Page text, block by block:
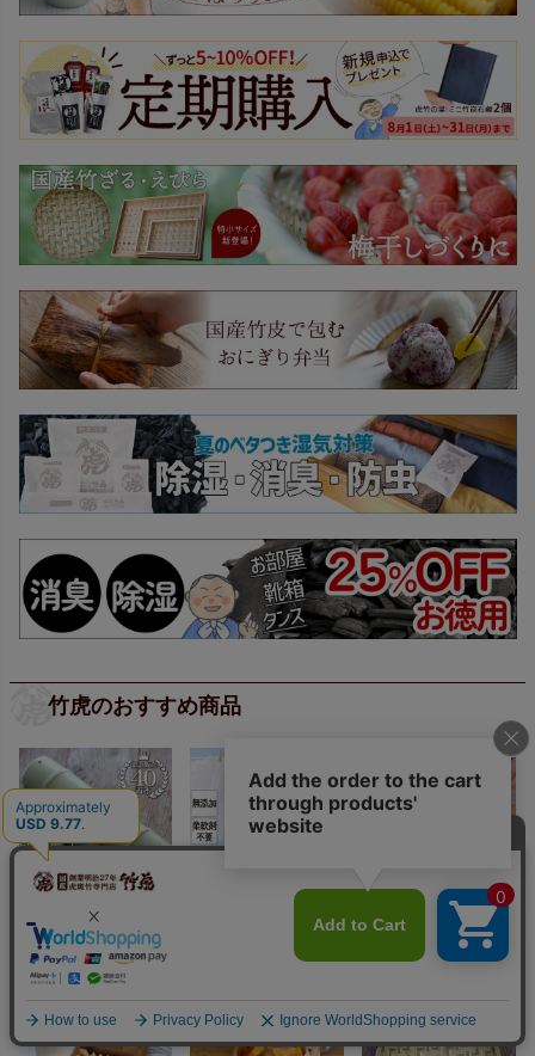
竹虎のおすすめ商品
【国産】青竹踏み
竹炭の洗い水（詰め
竹製大根おろし（鬼
おろし）と鬼おろし
竹皿のセット